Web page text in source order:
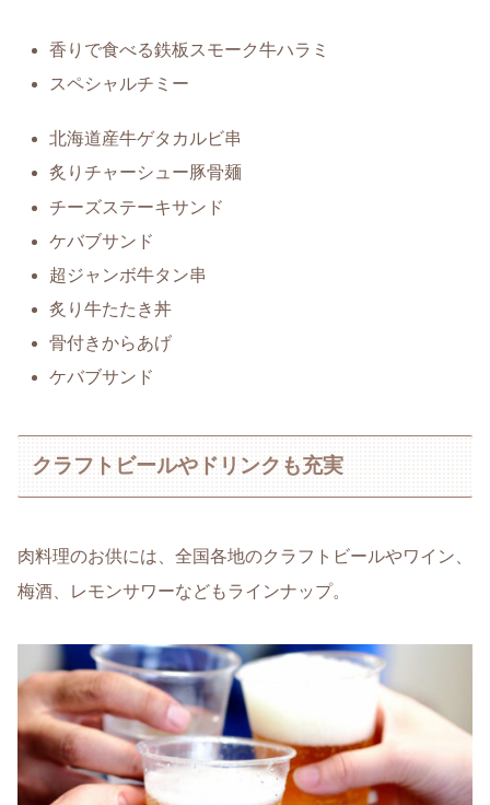
香りで食べる鉄板スモーク牛ハラミ
スペシャルチミー
北海道産牛ゲタカルビ串
炙りチャーシュー豚骨麺
チーズステーキサンド
ケバブサンド
超ジャンボ牛タン串
炙り牛たたき丼
骨付きからあげ
ケバブサンド
クラフトビールやドリンクも充実
肉料理のお供には、全国各地のクラフトビールやワイン、
梅酒、レモンサワーなどもラインナップ。